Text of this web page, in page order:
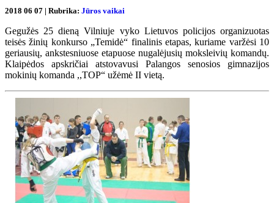
2018 06 07 | Rubrika: Jūros vaikai
Gegužės 25 dieną Vilniuje vyko Lietuvos policijos organizuotas
teisės žinių konkurso „Temidė“ finalinis etapas, kuriame varžėsi 10
geriausių, ankstesniuose etapuose nugalėjusių moksleivių komandų.
Klaipėdos apskričiai atstovavusi Palangos senosios gimnazijos
mokinių komanda ,,TOP“ užėmė II vietą.